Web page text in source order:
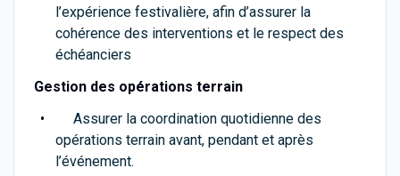
l’expérience festivalière, afin d’assurer la
cohérence des interventions et le respect des
échéanciers
Gestion des opérations terrain
Assurer la coordination quotidienne des
opérations terrain avant, pendant et après
l’événement.